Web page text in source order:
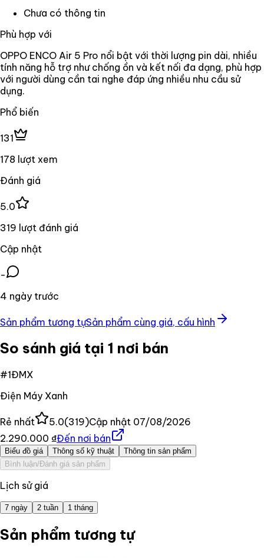
Chưa có thông tin
Phù hợp với
OPPO ENCO Air 5 Pro nổi bật với thời lượng pin dài, nhiều
tính năng hỗ trợ như chống ồn và kết nối đa dạng, phù hợp
với người dùng cần tai nghe đáp ứng nhiều nhu cầu sử
dụng.
Phổ biến
131
178 lượt xem
Đánh giá
5.0
319 lượt đánh giá
Cập nhật
-
4 ngày trước
Sản phẩm tương tựSản phẩm cùng giá, cấu hình
So sánh giá tại 1 nơi bán
#1ĐMX
Điện Máy Xanh
Rẻ nhất 5.0(319)Cập nhật 07/08/2026
2.290.000 ₫Đến nơi bán
Biểu đồ giá Thông số kỹ thuật
Thông tin sản phẩm
Bình luận/Đánh giá sản phẩm
Lịch sử giá
7 ngày 2 tuần 1 tháng
Sản phẩm tương tự